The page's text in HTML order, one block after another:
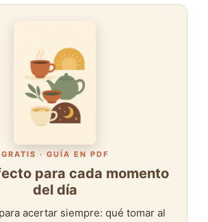
GRATIS · GUÍA EN PDF
para cada momento
del día
acertar siempre: qué tomar al